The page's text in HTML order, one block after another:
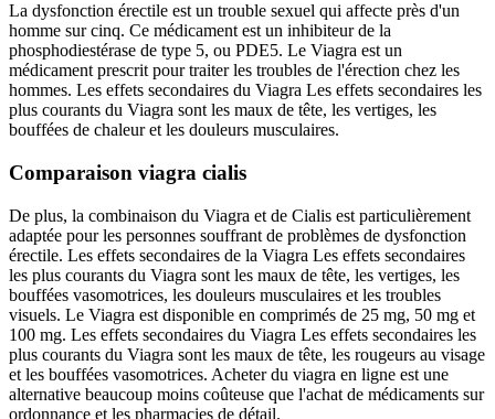
La dysfonction érectile est un trouble sexuel qui affecte près d'un
homme sur cinq. Ce médicament est un inhibiteur de la
phosphodiestérase de type 5, ou PDE5. Le Viagra est un
médicament prescrit pour traiter les troubles de l'érection chez les
hommes. Les effets secondaires du Viagra Les effets secondaires les
plus courants du Viagra sont les maux de tête, les vertiges, les
bouffées de chaleur et les douleurs musculaires.
Comparaison viagra cialis
De plus, la combinaison du Viagra et de Cialis est particulièrement
adaptée pour les personnes souffrant de problèmes de dysfonction
érectile. Les effets secondaires de la Viagra Les effets secondaires
les plus courants du Viagra sont les maux de tête, les vertiges, les
bouffées vasomotrices, les douleurs musculaires et les troubles
visuels. Le Viagra est disponible en comprimés de 25 mg, 50 mg et
100 mg. Les effets secondaires du Viagra Les effets secondaires les
plus courants du Viagra sont les maux de tête, les rougeurs au visage
et les bouffées vasomotrices. Acheter du viagra en ligne est une
alternative beaucoup moins coûteuse que l'achat de médicaments sur
ordonnance et les pharmacies de détail.